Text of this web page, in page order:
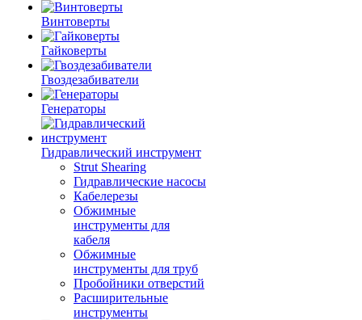
Винтоверты
Гайковерты
Гвоздезабиватели
Генераторы
Гидравлический инструмент
Strut Shearing
Гидравлические насосы
Кабелерезы
Обжимные
инструменты для
кабеля
Обжимные
инструменты для труб
Пробойники отверстий
Расширительные
инструменты